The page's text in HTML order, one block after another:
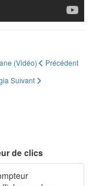
(Vidéo)
Précédent
Suivant
de clics